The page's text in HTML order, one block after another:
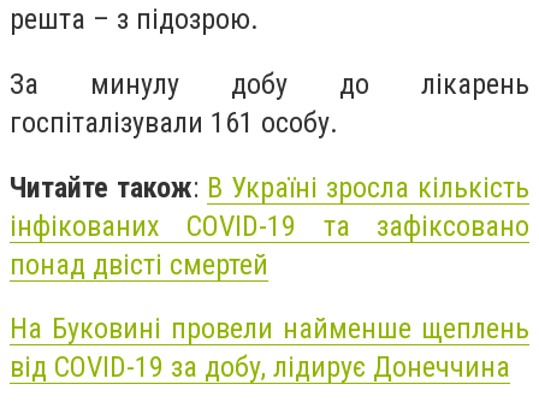
решта – з підозрою.
За минулу добу до лікарень
госпіталізували 161 особу.
Читайте також: В Україні зросла кількість
інфікованих COVID-19 та зафіксовано
понад двісті смертей
На Буковині провели найменше щеплень
від COVID-19 за добу, лідирує Донеччина